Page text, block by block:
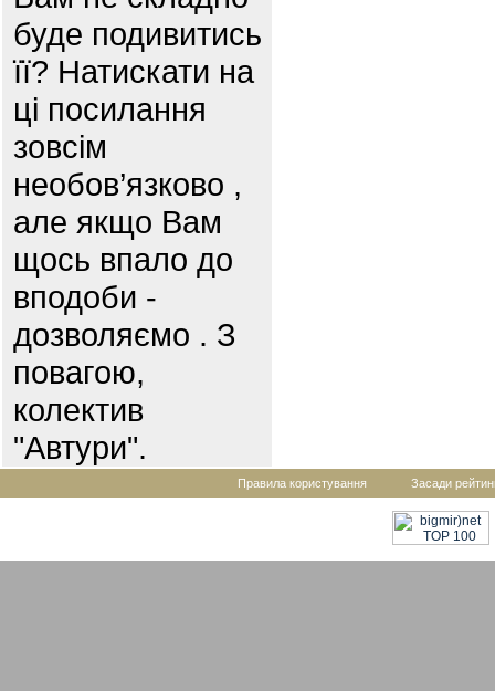
буде подивитись
її? Натискати на
ці посилання
зовсім
необов’язково ,
але якщо Вам
щось впало до
вподоби -
дозволяємо . З
повагою,
колектив
"Автури".
Правила користування Засади